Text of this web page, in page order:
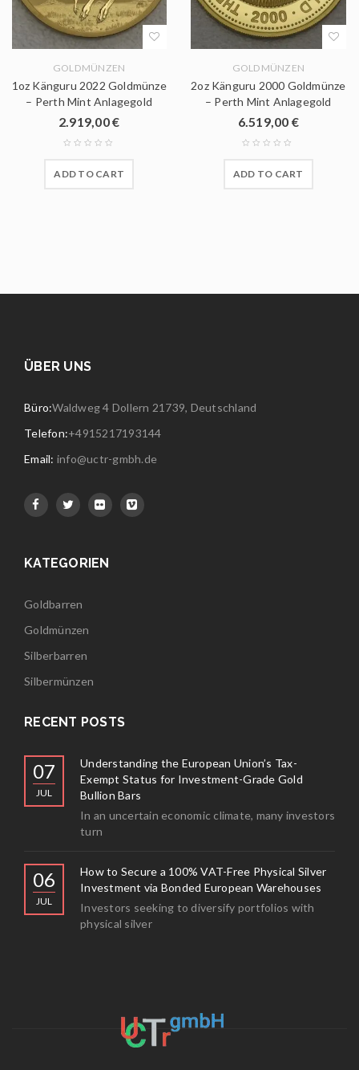
GOLDMÜNZEN
1oz Känguru 2022 Goldmünze
– Perth Mint Anlagegold
2.919,00€
ADD TO CART
GOLDMÜNZEN
2oz Känguru 2000 Goldmünze
– Perth Mint Anlagegold
6.519,00 €
ADD TO CART
ÜBER UNS
Büro:Waldweg 4 Dollern 21739, Deutschland
Telefon:+4915217193144
Email: info@uctr-gmbh.de
KATEGORIEN
Goldbarren
Goldmünzen
Silberbarren
Silbermünzen
RECENT POSTS
07
JUL
Understanding the European Union’s Tax-
Exempt Status for Investment-Grade Gold
Bullion Bars
In an uncertain economic climate, many investors
turn
06
JUL
How to Secure a 100% VAT-Free Physical Silver
Investment via Bonded European Warehouses
Investors seeking to diversify portfolios with
physical silver